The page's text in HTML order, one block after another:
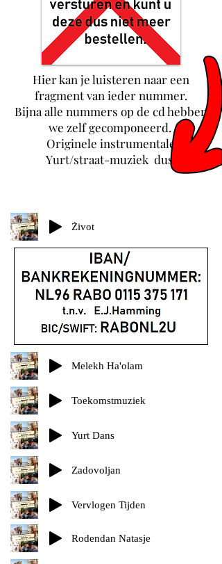
Hier kan je luisteren naar een
fragment van ieder nummer.
Bijna alle nummers op de cd hebben
we zelf gecomponeerd.
Originele instrumentale
Yurt/straat-muziek dus!
Život
Melekh Ha'olam
Toekomstmuziek
Yurt Dans
Zadovoljan
Vervlogen Tijden
Rodendan Natasje